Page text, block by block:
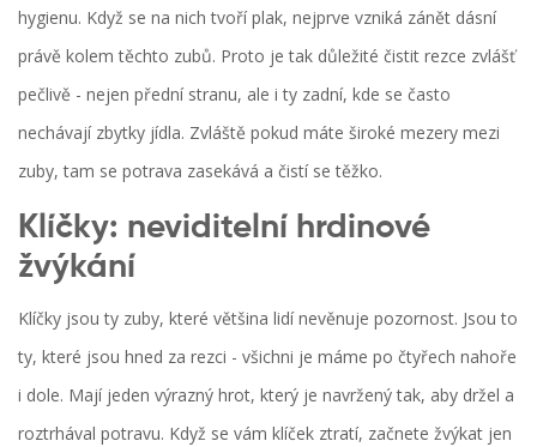
hygienu. Když se na nich tvoří plak, nejprve vzniká zánět dásní
právě kolem těchto zubů. Proto je tak důležité čistit rezce zvlášť
pečlivě - nejen přední stranu, ale i ty zadní, kde se často
nechávají zbytky jídla. Zvláště pokud máte široké mezery mezi
zuby, tam se potrava zasekává a čistí se těžko.
Klíčky: neviditelní hrdinové
žvýkání
Klíčky jsou ty zuby, které většina lidí nevěnuje pozornost. Jsou to
ty, které jsou hned za rezci - všichni je máme po čtyřech nahoře
i dole. Mají jeden výrazný hrot, který je navržený tak, aby držel a
roztrhával potravu. Když se vám klíček ztratí, začnete žvýkat jen